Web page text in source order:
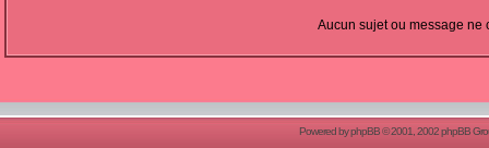
Aucun sujet ou message
Powered byphpBB© 2001, 2002 phpBB